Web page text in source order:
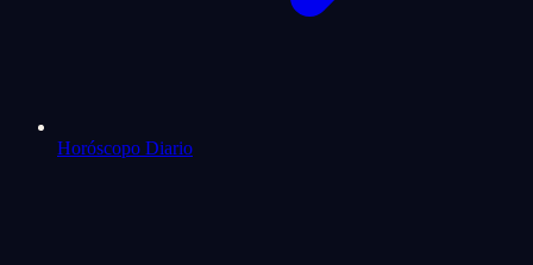
Horóscopo Diario